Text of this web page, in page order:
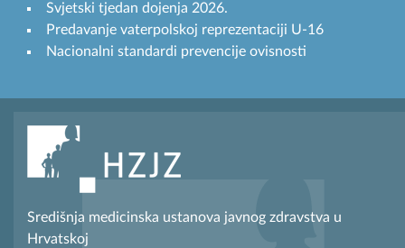
Svjetski tjedan dojenja 2026.
Predavanje vaterpolskoj reprezentaciji U-16
Nacionalni standardi prevencije ovisnosti
Središnja medicinska ustanova javnog zdravstva u
Hrvatskoj